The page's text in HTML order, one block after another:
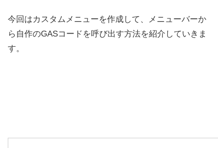
今回はカスタムメニューを作成して、メニューバーか
ら自作のGASコードを呼び出す方法を紹介していきま
す。